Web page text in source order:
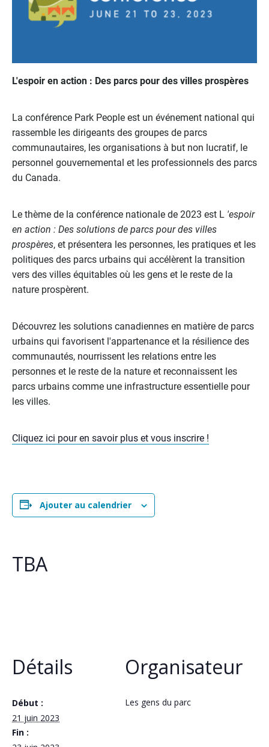
L'espoir en action : Des parcs pour des villes prospères
La conférence Park People est un événement national qui
rassemble les dirigeants des groupes de parcs
communautaires, les organisations à but non lucratif, le
personnel gouvernemental et les professionnels des parcs
du Canada.
Le thème de la conférence nationale de 2023 est L 'espoir
en action : Des solutions de parcs pour des villes
prospères, et présentera les personnes, les pratiques et les
politiques des parcs urbains qui accélèrent la transition
vers des villes équitables où les gens et le reste de la
nature prospèrent.
Découvrez les solutions canadiennes en matière de parcs
urbains qui favorisent l'appartenance et la résilience des
communautés, nourrissent les relations entre les
personnes et le reste de la nature et reconnaissent les
parcs urbains comme une infrastructure essentielle pour
les villes.
Cliquez ici pour en savoir plus et vous inscrire !
Ajouter au calendrier
Détails
Début :
21 juin 2023
Fin :
Organisateur
Les gens du parc
TBA